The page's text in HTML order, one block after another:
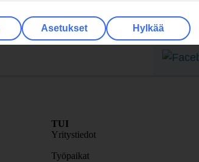
TUI
Yritystiedot
Työpaikat
Asetukset Hylkää